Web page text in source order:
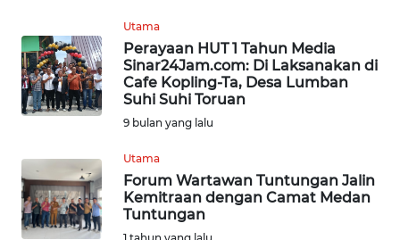
Utama
Perayaan HUT 1 Tahun Media
Sinar24Jam.com: Di Laksanakan di
Cafe Kopling-Ta, Desa Lumban
Suhi Suhi Toruan
9 bulan yang lalu
Utama
Forum Wartawan Tuntungan Jalin
Kemitraan dengan Camat Medan
Tuntungan
WN
SUMUT
WN
JABAR